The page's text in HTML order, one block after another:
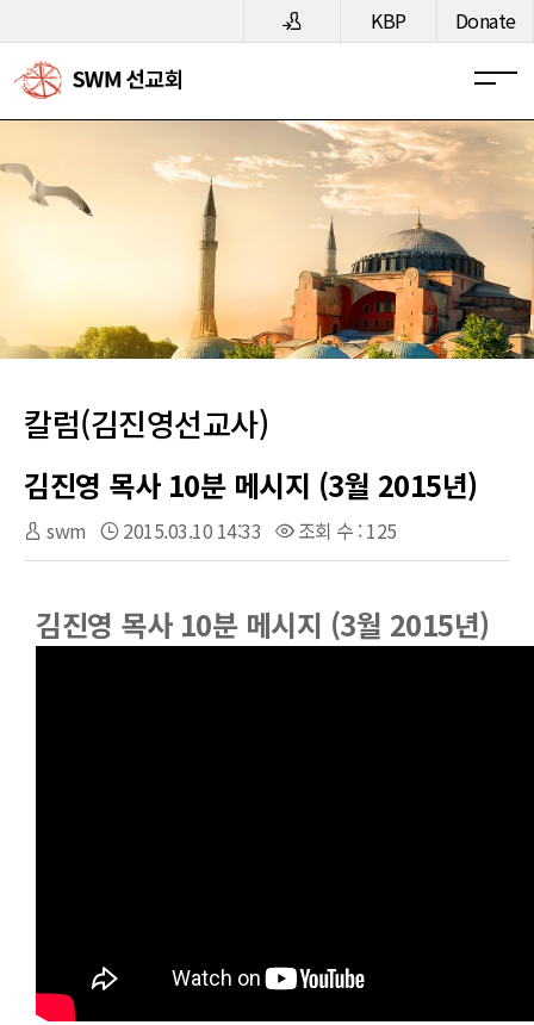
메뉴 건너뛰기 KBP Donate
칼럼(김진영선교사)
김진영 목사 10분 메시지 (3월 2015년)
swm 2015.03.10 14:33 조회 수 : 125
김진영 목사 10분 메시지 (3월 2015년)